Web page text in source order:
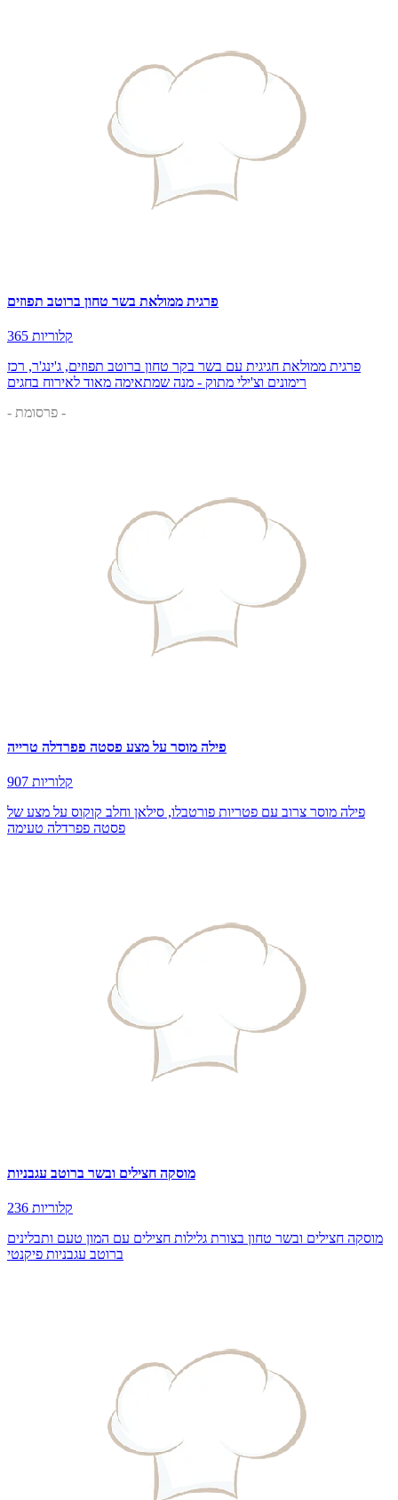
פרגית ממולאת בשר טחון ברוטב תפוזים
365 קלוריות
פרגית ממולאת חגיגית עם בשר בקר טחון ברוטב תפוזים, ג'ינג'ר, רכז
רימונים וצ'ילי מתוק - מנה שמתאימה מאוד לאירוח בחגים
- פרסומת -
פילה מוסר על מצע פסטה פפרדלה טרייה
907 קלוריות
פילה מוסר צרוב עם פטריות פורטבלו, סילאן וחלב קוקוס על מצע של
פסטה פפרדלה טעימה
מוסקה חצילים ובשר ברוטב עגבניות
236 קלוריות
מוסקה חצילים ובשר טחון בצורת גלילות חצילים עם המון טעם ותבלינים
ברוטב עגבניות פיקנטי